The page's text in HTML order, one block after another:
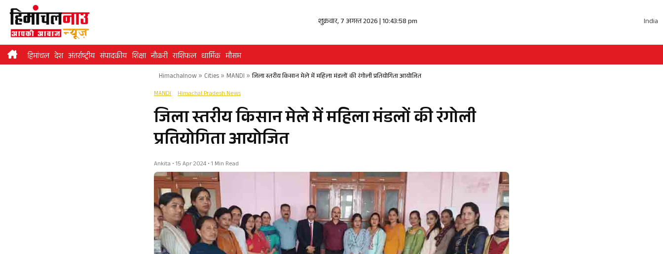
Skip
content
शुक्रवार, 7 अगस्त 2026 | 10:43:58 pm India
हिमांचल देश अंतर्राष्ट्रीय संपादकीय शिक्षा नौकरी राशिफल धार्मिक मौसम
Himachalnow» Cities» MANDI » जिला स्तरीय किसान मेले में महिला मंडलों की रंगोली प्रतियोगिता आयोजित
MANDI Himachal Pradesh News
जिला स्तरीय किसान मेले में महिला मंडलों की रंगोली
प्रतियोगिता आयोजित
Ankita • 15 Apr 2024 • 1 Min Read